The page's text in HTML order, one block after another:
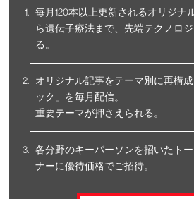
毎月120本以上更新されるオリジナ
ら遺伝子療法まで、先端テクノロ
る。
オリジナル記事をテーマ別に再構
ック」を毎月配信。
重要テーマが押さえられる。
各分野のキーパーソンを招いたト
ナーに優待価格でご招待。